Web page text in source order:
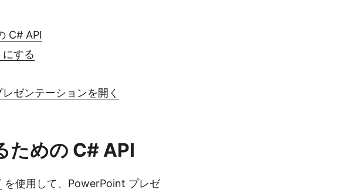
C# API
する
ゼンテーションを開く
ための C# API
を使用して、PowerPoint プレゼ